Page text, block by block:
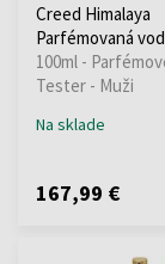
Creed Himalaya
Parfémovaná
100ml -
Tester - Muži
Na sklade
167,99 €